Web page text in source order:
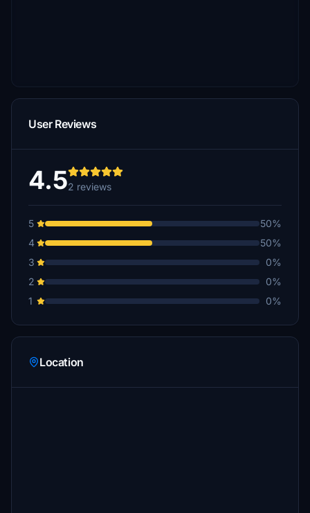
User Reviews
4.52 reviews
5
50%
4
50%
3
0%
2
0%
1
0%
Location